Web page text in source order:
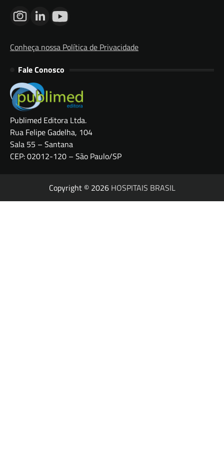
Conheça nossa Política de Privacidade
Fale Conosco
Publimed Editora Ltda.
Rua Felipe Gadelha, 104
Sala 55 – Santana
CEP: 02012-120 – São Paulo/SP
Copyright © 2026 HOSPITAIS BRASIL